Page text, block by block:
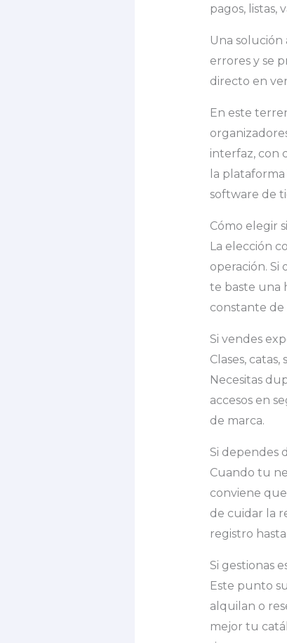
pagos, listas,
Una
errores y se
directo en
En este
interfaz, con
la
software de
Cómo elegir
La elección
operación. Si
te baste una
constante de
Si vendes
Clases,
Necesitas
accesos en
de marca.
Si dependes
Cuando tu
conviene
de cuidar la
registro
Si gestionas
Este punto
alquilan o
mejor tu